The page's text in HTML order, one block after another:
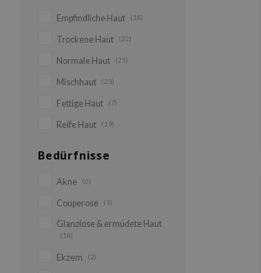
Empfindliche Haut (18)
Trockene Haut (22)
Normale Haut (25)
Mischhaut (23)
Fettige Haut (7)
Reife Haut (19)
Bedürfnisse
Akne (6)
Couperose (1)
Glanzlose & ermüdete Haut
(18)
Ekzem (2)